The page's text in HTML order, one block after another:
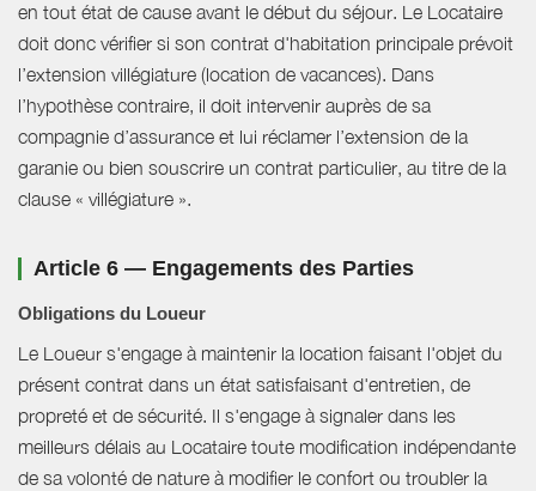
en tout état de cause avant le début du séjour. Le Locataire
doit donc vérifier si son contrat d'habitation principale prévoit
l’extension villégiature (location de vacances). Dans
l’hypothèse contraire, il doit intervenir auprès de sa
compagnie d’assurance et lui réclamer l’extension de la
garanie ou bien souscrire un contrat particulier, au titre de la
clause « villégiature ».
Article 6 — Engagements des Parties
Obligations du Loueur
Le Loueur s'engage à maintenir la location faisant l'objet du
présent contrat dans un état satisfaisant d'entretien, de
propreté et de sécurité. Il s'engage à signaler dans les
meilleurs délais au Locataire toute modification indépendante
de sa volonté de nature à modifier le confort ou troubler la